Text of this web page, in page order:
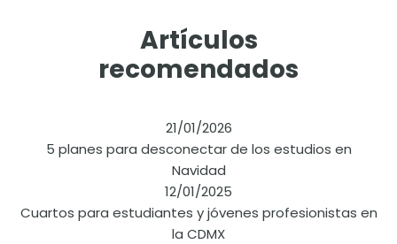
Artículos
recomendados
21/01/2026
5 planes para desconectar de los estudios en
Navidad
12/01/2025
Cuartos para estudiantes y jóvenes profesionistas en
la CDMX